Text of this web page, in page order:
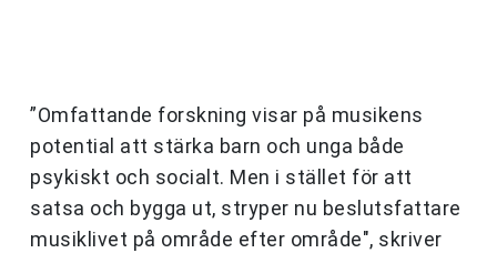
”Omfattande forskning visar på musikens
potential att stärka barn och unga både
psykiskt och socialt. Men i stället för att
satsa och bygga ut, stryper nu beslutsfattare
musiklivet på område efter område", skriver